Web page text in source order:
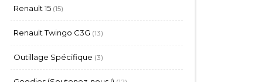
Renault 15 1515
Renault Twingo C3G 1313
Outillage Spécifique 33